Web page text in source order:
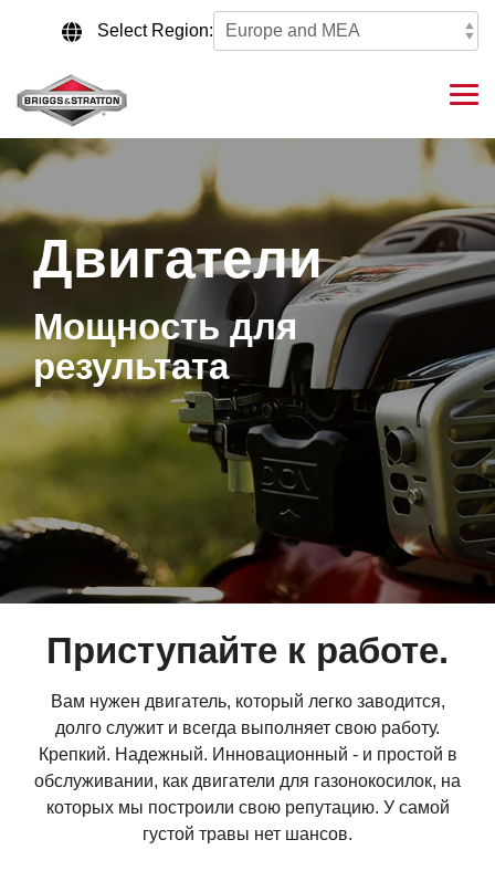
content.
Select Region:
Двигатели
Мощность для
результата
Приступайте к работе.
Вам нужен двигатель, который легко заводится,
долго служит и всегда выполняет свою работу.
Крепкий. Надежный. Инновационный - и простой в
обслуживании, как двигатели для газонокосилок, на
которых мы построили свою репутацию. У самой
густой травы нет шансов.